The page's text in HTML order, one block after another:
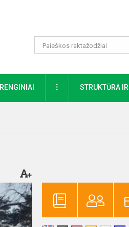
RENGINIAI DAUGIAUSTRUKTŪRA